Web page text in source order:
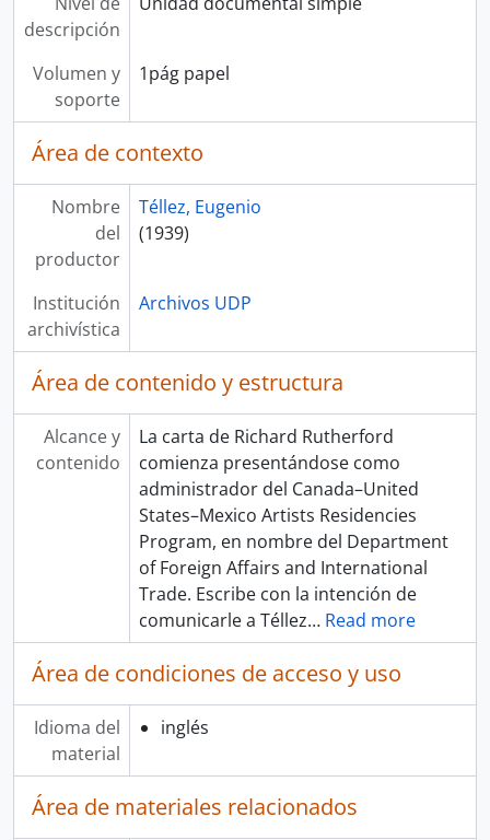
descripción
Volumen y
soporte
1pág papel
Área de contexto
Nombre
del
productor
Téllez, Eugenio
(1939)
Institución
archivística
Archivos UDP
Área de contenido y estructura
Alcance y
contenido
La carta de Richard Rutherford
comienza presentándose como
administrador del Canada–United
States–Mexico Artists Residencies
Program, en nombre del Department
of Foreign Affairs and International
Trade. Escribe con la intención de
comunicarle a Téllez… Read more
Área de condiciones de acceso y uso
Idioma del
material
inglés
Área de materiales relacionados